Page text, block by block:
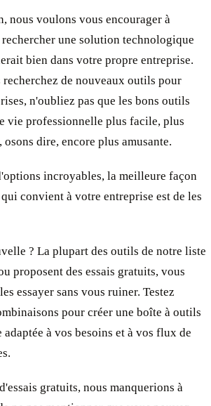
nous voulons vous encourager à
rechercher une solution technologique
bien dans votre propre entreprise.
recherchez de nouveaux outils pour
n'oubliez pas que les bons outils
vie professionnelle plus facile, plus
dire, encore plus amusante.
incroyables, la meilleure façon
convient à votre entreprise est de les
? La plupart des outils de notre liste
proposent des essais gratuits, vous
essayer sans vous ruiner. Testez
pour créer une boîte à outils
adaptée à vos besoins et à vos flux de
gratuits, nous manquerions à